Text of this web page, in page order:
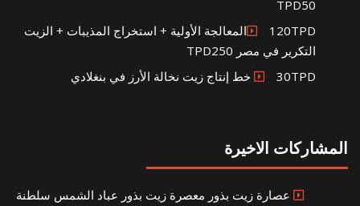
TPD50
120TPDالمعالجة الأولية + استخراج المذيبات + الزيت
التكرير في مصر TPD250
30TPD خط إنتاج زيت نخالة الأرز في بنغلادي
المشاركات الاخيرة
عصارة زيت بذور معصرة زيت بذور عباد الشمس سلطنة